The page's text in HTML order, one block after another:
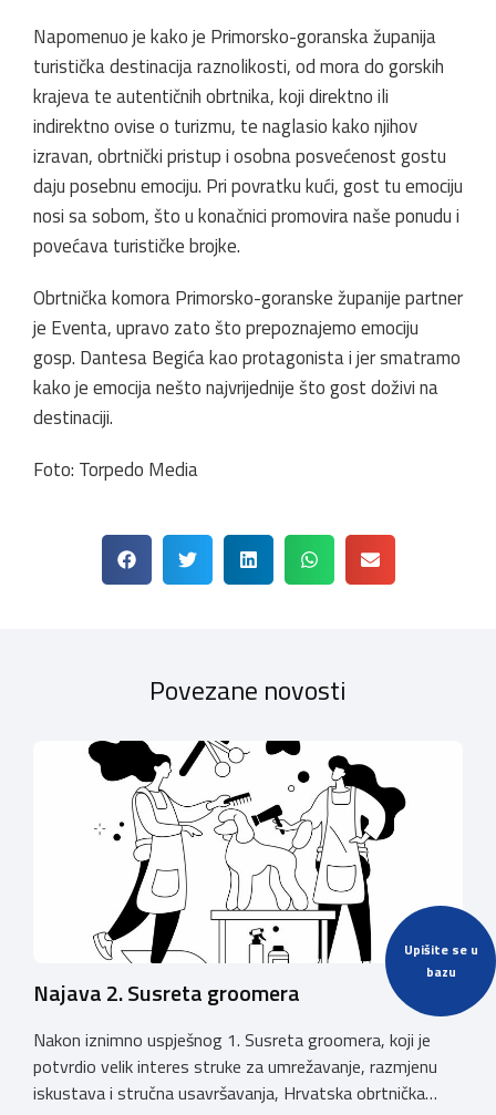
Upišite se u
bazu
Napomenuo je kako je Primorsko-goranska županija
turistička destinacija raznolikosti, od mora do gorskih
krajeva te autentičnih obrtnika, koji direktno ili
indirektno ovise o turizmu, te naglasio kako njihov
izravan, obrtnički pristup i osobna posvećenost gostu
daju posebnu emociju. Pri povratku kući, gost tu emociju
nosi sa sobom, što u konačnici promovira naše ponudu i
povećava turističke brojke.
Obrtnička komora Primorsko-goranske županije partner
je Eventa, upravo zato što prepoznajemo emociju
gosp. Dantesa Begića kao protagonista i jer smatramo
kako je emocija nešto najvrijednije što gost doživi na
destinaciji.
Foto: Torpedo Media
Povezane novosti
Najava 2. Susreta groomera
Nakon iznimno uspješnog 1. Susreta groomera, koji je
potvrdio velik interes struke za umrežavanje, razmjenu
iskustava i stručna usavršavanja, Hrvatska obrtnička